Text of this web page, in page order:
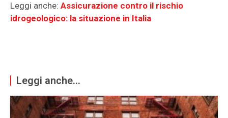
Leggi anche: Assicurazione contro il rischio
idrogeologico: la situazione in Italia
Leggi anche...